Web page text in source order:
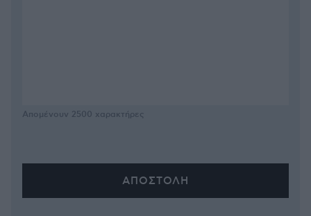
Απομένουν 2500 χαρακτήρες